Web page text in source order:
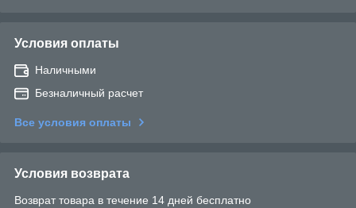
Условия оплаты
Наличными
Безналичный расчет
Все условия оплаты
Условия возврата
Возврат товара в течение 14 дней бесплатно